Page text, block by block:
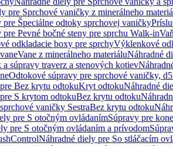
pre Sprchové vaničky z minerálneho
pre Špeciálne odtoky sprchovej vaničky
Pevné bočné steny pre sprchu Walk-in
odkladacie boxy pre sprchyVýklenkové
Vane z minerálneho materiáluNáhradné
súpravy traverz a stenových kotiev
Odtokové súpravy pre sprchové vaničky,
Bez krytu odtokuKryt odtokuNáhradné
S krytom odtokuBez krytu odtoku
vaničky SestraBez krytu odtoku
pre S otočným ovládanímSúpravy pre
pre S otočným ovládaním a prívodom
Náhradné diely pre So stláčacím